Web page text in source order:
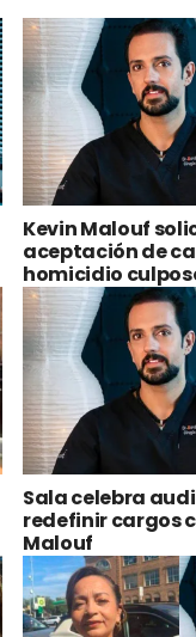
Kevin Malouf
aceptación de
homicidio
Floridalma Roque
Sala celebra
redefinir cargos
Malouf